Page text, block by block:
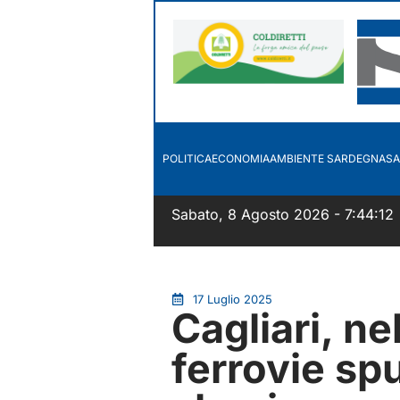
POLITICAECONOMIAAMBIENTE SARDEGNA
Sabato, 8 Agosto 2026 - 7:44:12
17 Luglio 2025
Cagliari,
ferrovie